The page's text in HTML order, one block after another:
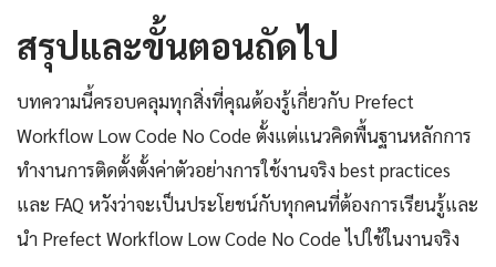
สรุปและขั้นตอนถัดไป
บทความนี้ครอบคลุมทุกสิ่งที่คุณต้องรู้เกี่ยวกับ Prefect
Workflow Low Code No Code ตั้งแต่แนวคิดพื้นฐานหลักการ
ทำงานการติดตั้งตั้งค่าตัวอย่างการใช้งานจริง best practices
และ FAQ หวังว่าจะเป็นประโยชน์กับทุกคนที่ต้องการเรียนรู้และ
นำ Prefect Workflow Low Code No Code ไปใช้ในงานจริง